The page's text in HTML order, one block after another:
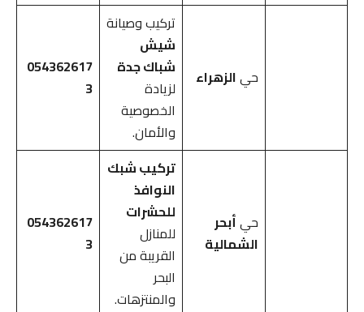
حيالزهراء
تركيب وصيانة
شيش
شباك جدة
لزيادة
الخصوصية
والأمان.
054362617
3
حيأبحر
الشمالية
تركيب شبك
النوافذ
للحشرات
للمنازل
القريبة من
البحر
والمنتزهات.
054362617
3